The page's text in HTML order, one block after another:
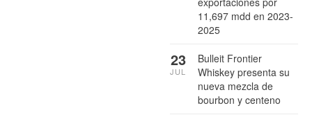
11,697 mdd en 2023-
2025
Bulleit Frontier
Whiskey presenta su
nueva mezcla de
bourbon y centeno
23
JUL